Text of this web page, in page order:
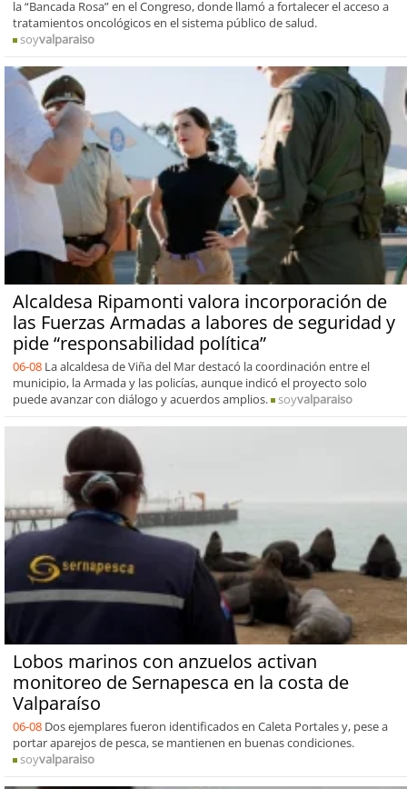
la “Bancada Rosa” en el Congreso, donde llamó a fortalecer el acceso a
tratamientos oncológicos en el sistema público de salud.
soyvalparaiso
Alcaldesa Ripamonti valora incorporación de
las Fuerzas Armadas a labores de seguridad y
pide “responsabilidad política”
06-08 La alcaldesa de Viña del Mar destacó la coordinación entre el
municipio, la Armada y las policías, aunque indicó el proyecto solo
puede avanzar con diálogo y acuerdos amplios.
soyvalparaiso
Lobos marinos con anzuelos activan
monitoreo de Sernapesca en la costa de
Valparaíso
06-08 Dos ejemplares fueron identificados en Caleta Portales y, pese a
portar aparejos de pesca, se mantienen en buenas condiciones.
soyvalparaiso